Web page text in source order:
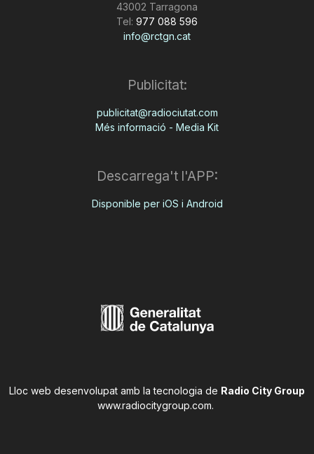
43002 Tarragona
Tel: 977 088 596
info@rctgn.cat
Publicitat:
publicitat@radiociutat.com
Més informació - Media Kit
Descarrega't l'APP:
Disponible per iOS i Android
Lloc web desenvolupat amb la tecnologia de Radio City Group
www.radiocitygroup.com.